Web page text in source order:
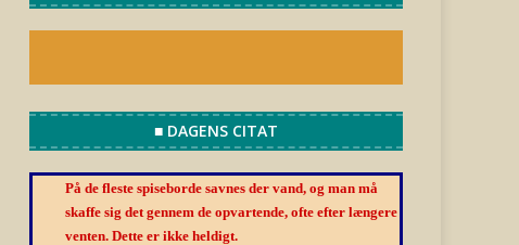
■ DAGENS CITAT
På de fleste spiseborde savnes der vand, og man må
skaffe sig det gennem de opvartende, ofte efter længere
venten. Dette er ikke heldigt.